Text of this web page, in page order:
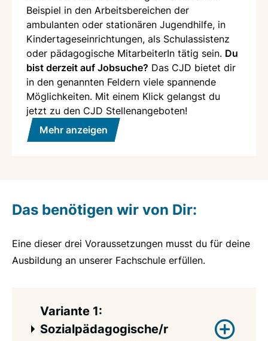
Beispiel in den Arbeitsbereichen der
ambulanten oder stationären Jugendhilfe, in
Kindertageseinrichtungen, als Schulassistenz
oder pädagogische MitarbeiterIn tätig sein. Du
bist derzeit auf Jobsuche? Das CJD bietet dir
in den genannten Feldern viele spannende
Möglichkeiten. Mit einem Klick gelangst du
jetzt zu den CJD Stellenangeboten!
Mehr anzeigen
Das benötigen wir von Dir:
Eine dieser drei Voraussetzungen musst du für deine
Ausbildung an unserer Fachschule erfüllen.
Variante 1:
Sozialpädagogische/r